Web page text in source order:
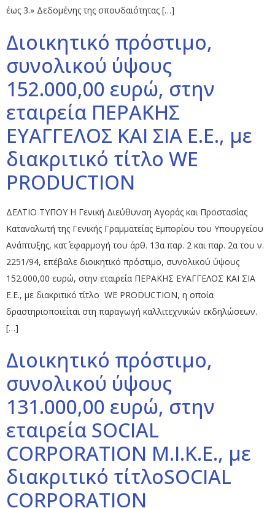
έως 3.» Δεδομένης της σπουδαιότητας […]
Διοικητικό πρόστιμο,
συνολικού ύψους
152.000,00 ευρώ, στην
εταιρεία ΠΕΡΑΚΗΣ
ΕΥΑΓΓΕΛΟΣ ΚΑΙ ΣΙΑ E.Ε., με
διακριτικό τίτλο WE
PRODUCTION
ΔΕΛΤΙΟ ΤΥΠΟΥ Η Γενική Διεύθυνση Αγοράς και Προστασίας
Καταναλωτή της Γενικής Γραμματείας Εμπορίου του Υπουργείου
Ανάπτυξης, κατ΄ εφαρμογή του άρθ. 13α παρ. 2 και παρ. 2α του ν.
2251/94, επέβαλε διοικητικό πρόστιμο, συνολικού ύψους
152.000,00 ευρώ, στην εταιρεία ΠΕΡΑΚΗΣ ΕΥΑΓΓΕΛΟΣ ΚΑΙ ΣΙΑ
E.Ε., με διακριτικό τίτλο WE PRODUCTION, η οποία
δραστηριοποιείται στη παραγωγή καλλιτεχνικών εκδηλώσεων.
[…]
Διοικητικό πρόστιμο,
συνολικού ύψους
131.000,00 ευρώ, στην
εταιρεία SOCIAL
CORPORATION M.I.K.E., με
διακριτικό τίτλοSOCIAL
CORPORATION